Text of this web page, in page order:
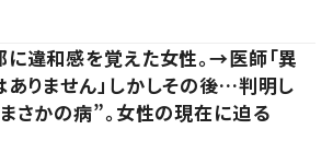
に違和感を覚えた女性。→医師「異
ありません」しかしその後…判明し
さかの病”。女性の現在に迫る